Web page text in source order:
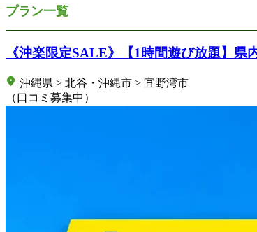
プラン一覧
《沖楽限定SALE》【1時間遊び放題】
沖縄県 > 北谷・沖縄市 > 宜野湾市
（口コミ募集中）